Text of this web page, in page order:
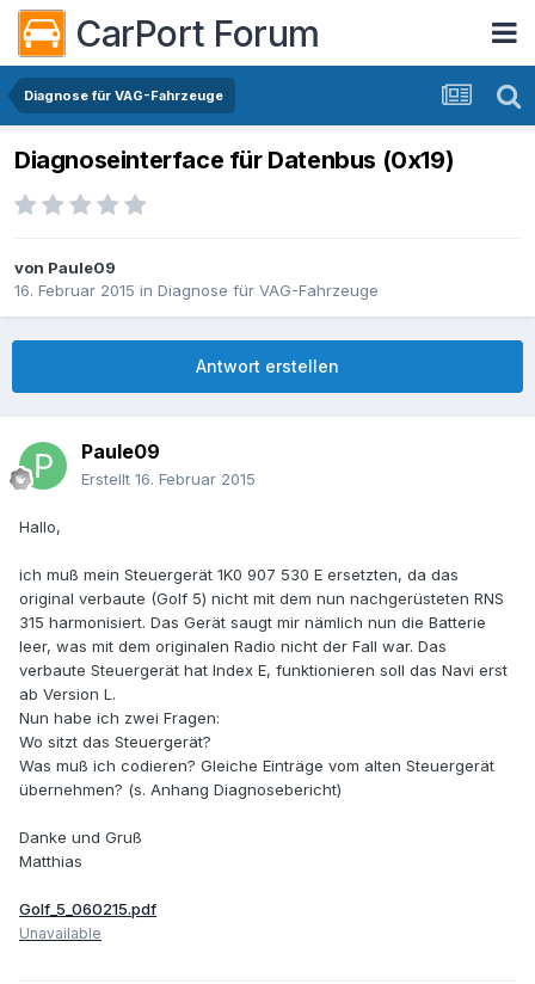
CarPort Forum
Diagnose für VAG-Fahrzeuge
Diagnoseinterface für Datenbus (0x19)
von Paule09
16. Februar 2015 in Diagnose für VAG-Fahrzeuge
Antwort erstellen
Paule09
Erstellt 16. Februar 2015
Hallo,
ich muß mein Steuergerät 1K0 907 530 E ersetzten, da das
original verbaute (Golf 5) nicht mit dem nun nachgerüsteten RNS
315 harmonisiert. Das Gerät saugt mir nämlich nun die Batterie
leer, was mit dem originalen Radio nicht der Fall war. Das
verbaute Steuergerät hat Index E, funktionieren soll das Navi erst
ab Version L.
Nun habe ich zwei Fragen:
Wo sitzt das Steuergerät?
Was muß ich codieren? Gleiche Einträge vom alten Steuergerät
übernehmen? (s. Anhang Diagnosebericht)
Danke und Gruß
Matthias
Golf_5_060215.pdf
Unavailable